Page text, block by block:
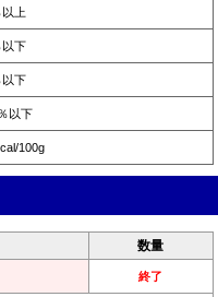
上
下
以下
以下
100g
数量
終了